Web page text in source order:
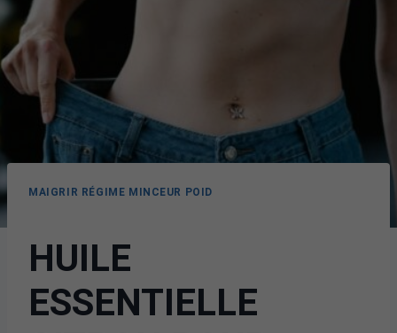
MAIGRIR RÉGIME MINCEUR POID
HUILE
ESSENTIELLE